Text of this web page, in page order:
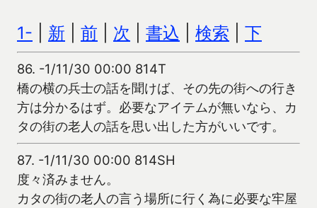
1- 新 前 次 書込 検索 下
86. -1/11/30 00:00 814T
橋の横の兵士の話を聞けば、その先の街への行き
方は分かるはず。必要なアイテムが無いなら、カ
タの街の老人の話を思い出した方がいいです。
87. -1/11/30 00:00 814SH
度々済みません。
カタの街の老人の言う場所に行く為に必要な牢屋